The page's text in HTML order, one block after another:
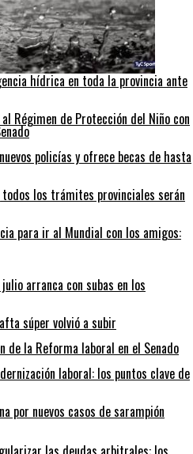
hídrica en toda la provincia ante
Régimen de Protección del Niño con
policías y ofrece becas de hasta
los trámites provinciales serán
para ir al Mundial con los amigos:
arranca con subas en los
súper volvió a subir
de la Reforma laboral en el Senado
laboral: los puntos clave de
por nuevos casos de sarampión